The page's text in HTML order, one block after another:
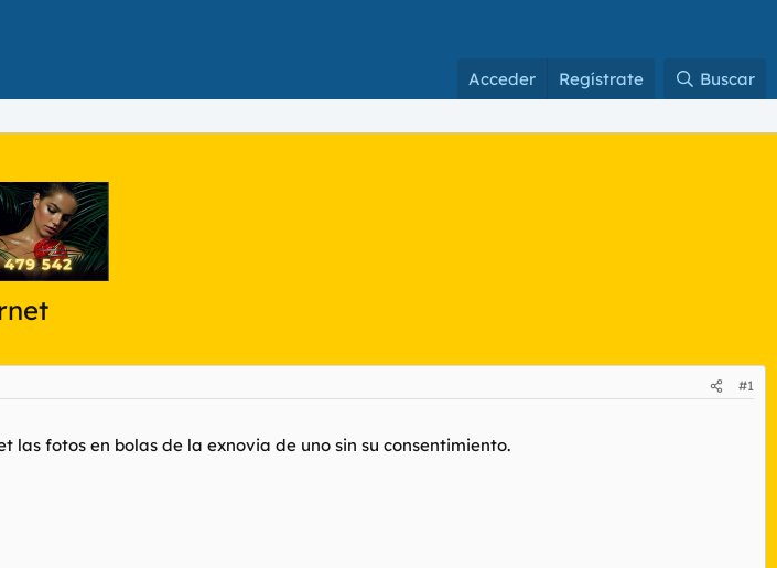
Acceder Regístrate Buscar
#1
las fotos en bolas de la exnovia de uno sin su consentimiento.